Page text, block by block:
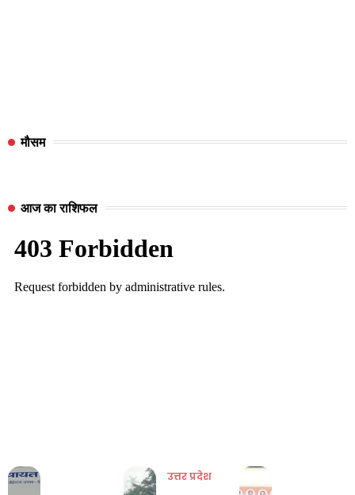
मौसम
आज का राशिफल
उत्तर प्रदेश